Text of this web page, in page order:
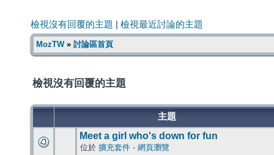
檢視沒有回覆的主題 檢視最近討論的主題
MozTW» 討論區首頁
檢視沒有回覆的主題
主題
Meet a girl who's down for fun
位於 擴充套件 - 網頁瀏覽